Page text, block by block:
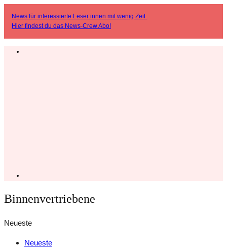
News für interessierte Leser:innen mit wenig Zeit.
Hier findest du das News-Crew Abo!
Binnenvertriebene
Neueste
Neueste